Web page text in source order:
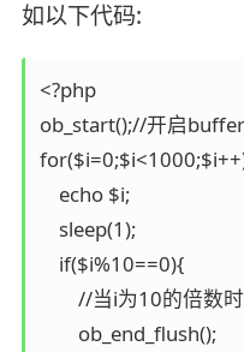
如以下代码:
<?php
ob_start();//开启
    echo $i;
    sleep(1);
    if($i%10==0){
//当i为10的
        ob_end_flush();